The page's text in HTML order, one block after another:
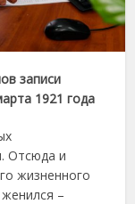
записи
1921 года
Отсюда и
жизненного
–